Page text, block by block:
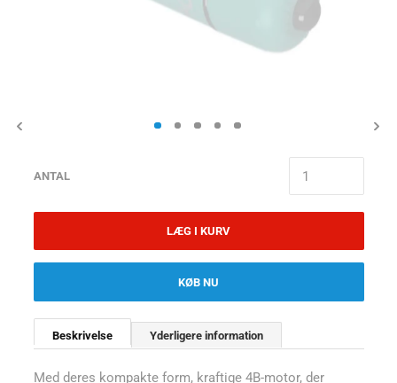
ANTAL
LÆG I KURV
KØB NU
Beskrivelse Yderligere information
Med deres kompakte form, kraftige 4B-motor, der